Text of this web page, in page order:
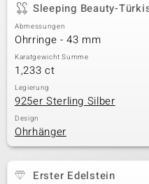
Classics
Sleeping Beauty-
Abmessungen
Ohrringe - 43 mm
Karatgewicht Summe
1,233 ct
Legierung
925er Sterling Silber
Design
Ohrhänger
Erster Edelstein